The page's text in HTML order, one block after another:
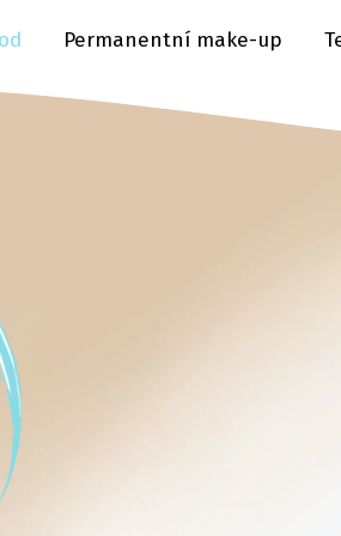
Permanentní make-up